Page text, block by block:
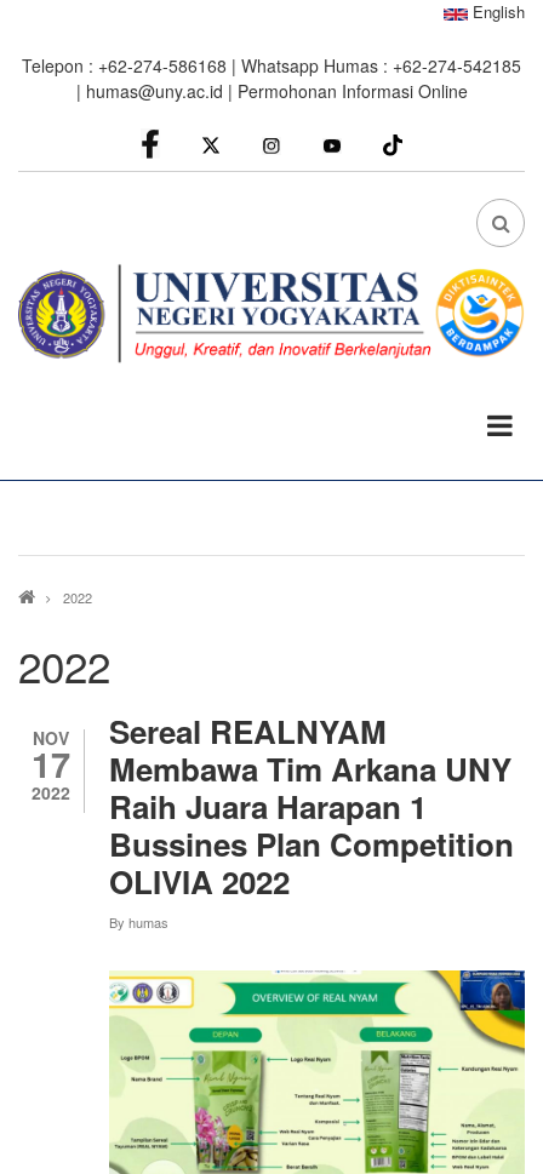
main
English
Telepon : +62-274-586168 | Whatsapp Humas : +62-274-542185
| humas@uny.ac.id | Permohonan Informasi Online
facebook
Instagram youtube
FA
Breadcrumb
2022
2022
NOV
17
2022
Sereal REALNYAM
Membawa Tim Arkana UNY
Raih Juara Harapan 1
Bussines Plan Competition
OLIVIA 2022
By humas